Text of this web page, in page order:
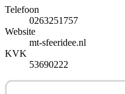
Telefoon
0263251757
Website
mt-sfeeridee.nl
KVK
53690222